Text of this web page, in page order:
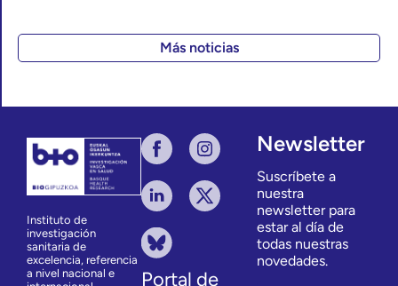
Más noticias
Instituto de
investigación
sanitaria de
excelencia, referencia
a nivel nacional e
Portal de
Newsletter
Suscríbete a
nuestra
newsletter para
estar al día de
todas nuestras
novedades.